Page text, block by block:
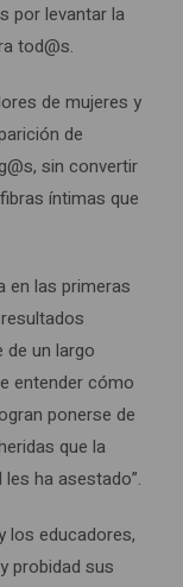
por levantar la
tod@s.
de mujeres y
de
sin convertir
íntimas que
en las primeras
de un largo
entender cómo
ponerse de
que la
ha asestado”.
los educadores,
probidad sus